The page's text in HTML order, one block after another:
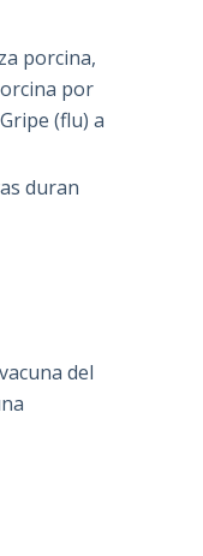
porcina,
por
(flu) a
duran
del